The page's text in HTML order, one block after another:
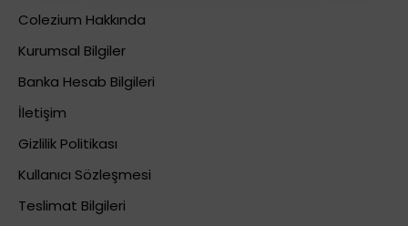
Colezium Hakkında
Kurumsal Bilgiler
Banka Hesab Bilgileri
İletişim
Gizlilik Politikası
Kullanıcı Sözleşmesi
Teslimat Bilgileri